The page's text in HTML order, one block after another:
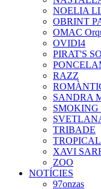
NOELIA
OBRINT
OMAC
OVIDI4
PIRAT'S
RAZZ
SANDRA
SMOKING
TRIBADE
XAVI
ZOO
NOTÍCIES
97onzas